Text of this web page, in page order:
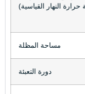
حرارة النهار القياسية)
مساحة المظلة
دورة التعبئة